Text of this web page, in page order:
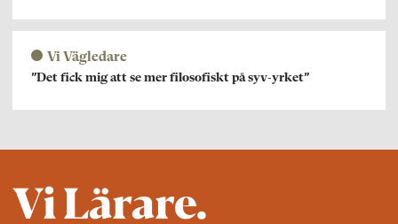
Vi Vägledare
”Det fick mig att se mer filosofiskt på syv-yrket”